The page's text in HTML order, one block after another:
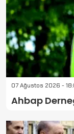
07 Ağustos 2026 -
Ahbap